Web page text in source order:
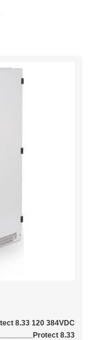
8.33 120 384VDC
Protect 8.33